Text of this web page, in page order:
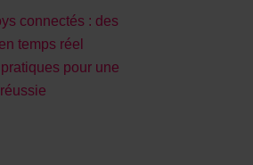
connectés : des
temps réel
pour une